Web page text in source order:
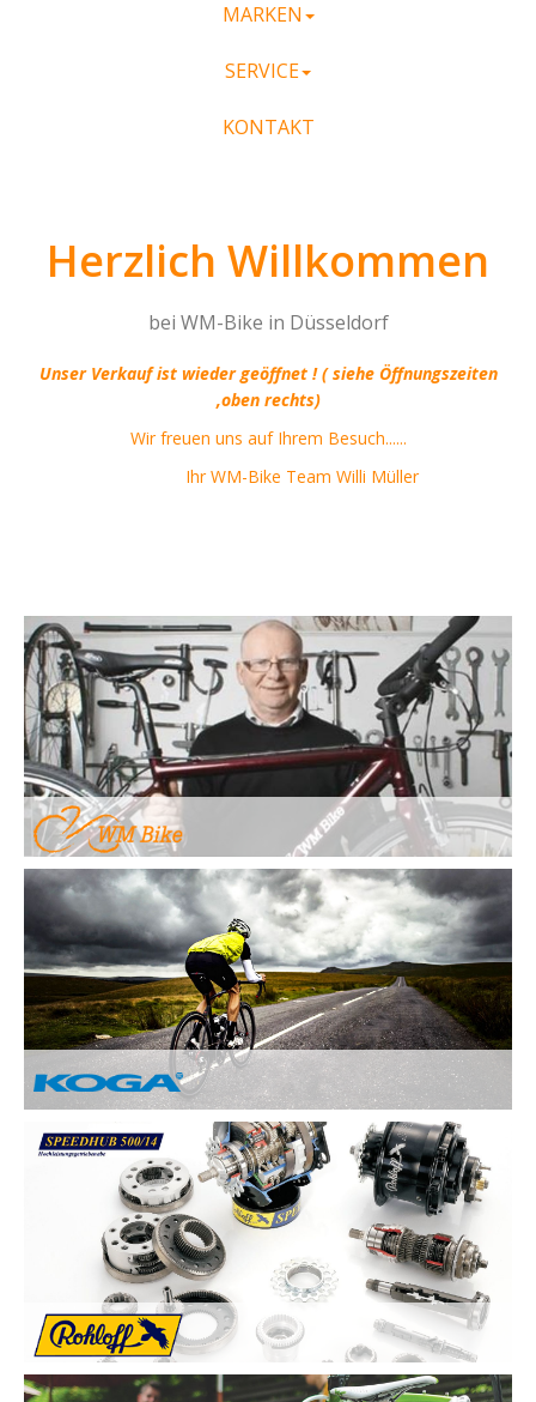
MARKEN
SERVICE
KONTAKT
Herzlich Willkommen
bei WM-Bike in Düsseldorf
Unser Verkauf ist wieder geöffnet ! ( siehe Öffnungszeiten
,oben rechts)
Wir freuen uns auf Ihrem Besuch......
Ihr WM-Bike Team Willi Müller
Nach Ihren Vorstellungen fertigen wir individuelle und
einzigartige Räder und sind erst zufrieden, wenn Sie zufrieden
sind. Deswegen legen wir besonderen Wert auf:
Kundenzufriedenheit durch Individuelle
Kundenberatung
Sicherheit und Fahrkomfort durch hochwertige
Komponenten
...
Von Hand gebaute Perfektion.
Alle KOGA Fahrräder werden von Hand in Holland gefertigt
und bestechen durch tolles Design. KOGA bietet eine breite
Auswahl an qualitativ Hochwertigen Elektrorädern, City-Bikes,
Trekking- und Reiserädern, Mountainbikes und Rennrädern.
Die Rohloff SPEEDHUB 500/14 wurde für Profis und